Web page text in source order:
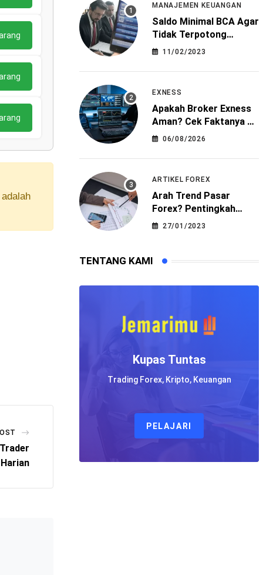
Harian
MANAJEMEN KEUANGAN
Saldo Minimal BCA Agar
Tidak Terpotong
Administrasi
11/02/2023
EXNESS
Apakah Broker Exness
Aman? Cek Faktanya di
Sini!06/08/2026
ARTIKEL FOREX
Arah Trend Pasar
Forex? Pentingkah
Dalam Trading?
27/01/2023
TENTANG KAMI
Kupas Tuntas
Trading Forex, Kripto, Keuangan
PELAJARI